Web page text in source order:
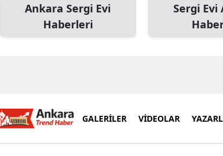
Ankara Sergi Evi
Haberleri
Sergi Evi
GALERİLER VİDEOLAR